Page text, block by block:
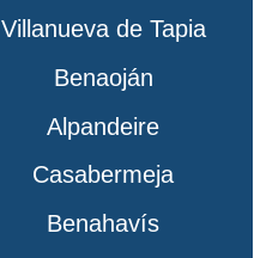
Villanueva de Tapia
Benaoján
Alpandeire
Casabermeja
Benahavís